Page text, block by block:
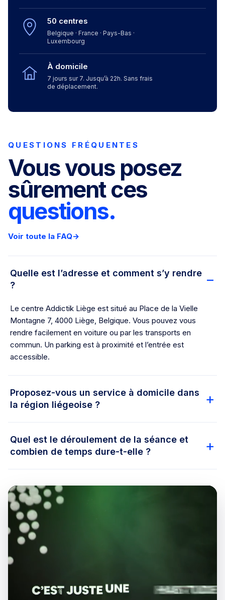
50 centres
Belgique · France · Pays-Bas ·
Luxembourg
À domicile
7 jours sur 7. Jusqu’à 22h. Sans frais
de déplacement.
QUESTIONS FRÉQUENTES
Vous vous posez
sûrement ces
questions.
Voir toute la FAQ→
Quelle est l’adresse et comment s’y rendre
?
Le centre Addictik Liège est situé au Place de la Vielle
Montagne 7, 4000 Liège, Belgique. Vous pouvez vous
rendre facilement en voiture ou par les transports en
commun. Un parking est à proximité et l’entrée est
accessible.
Proposez-vous un service à domicile dans
la région liégeoise ?
Quel est le déroulement de la séance et
combien de temps dure-t-elle ?